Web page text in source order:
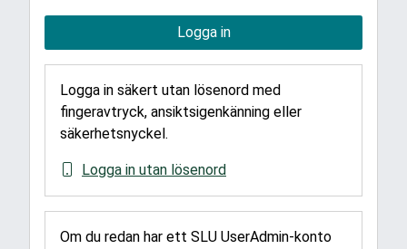
Logga in
Logga in säkert utan lösenord med
fingeravtryck, ansiktsigenkänning eller
säkerhetsnyckel.
Logga in utan lösenord
Om du redan har ett SLU UserAdmin-konto